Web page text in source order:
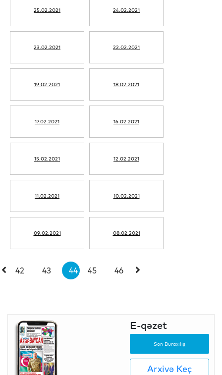
25.02.2021 24.02.2021
23.02.2021 22.02.2021
19.02.2021 18.02.2021
17.02.2021 16.02.2021
15.02.2021 12.02.2021
11.02.2021 10.02.2021
09.02.2021 08.02.2021
42 43 44 45 46
E-qəzet
Son Buraxılış
Arxivə Keç